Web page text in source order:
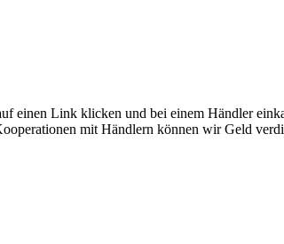
einen Link klicken und bei einem Händler
mit Händlern können wir Geld